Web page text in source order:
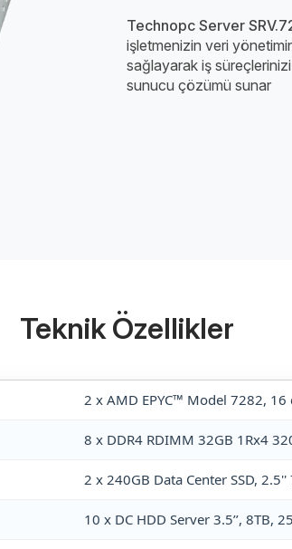
Technopc Server
işletmenizin veri
sağlayarak iş süreçlerinizi
sunucu çözümü sunar
Teknik Özellikler
2 x AMD EPYC™ Model 7282,
8 x DDR4 RDIMM 32GB 1Rx4
2 x 240GB Data Center SSD,
10 x DC HDD Server 3.5’’, 8TB,